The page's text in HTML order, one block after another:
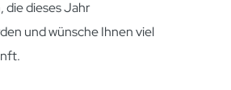
die dieses Jahr
und wünsche Ihnen viel